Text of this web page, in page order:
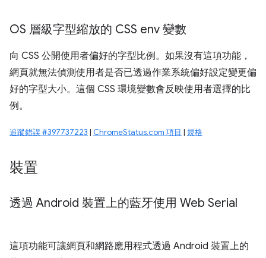
OS 層級字型縮放的 CSS env 變數
向 CSS 公開使用者偏好的字型比例。如果沒有這項功能，
網頁就無法偵測使用者是否已透過作業系統偏好設定變更偏
好的字型大小。這個 CSS 環境變數會反映使用者選擇的比
例。
追蹤錯誤 #397737223 | ChromeStatus.com 項目 | 規格
裝置
透過 Android 裝置上的藍牙使用 Web Serial
這項功能可讓網頁和網路應用程式透過 Android 裝置上的